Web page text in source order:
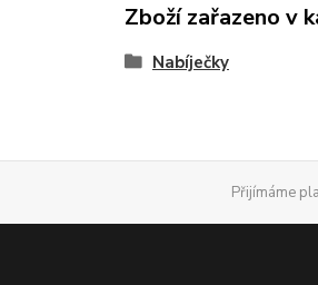
Zboží zařazeno v
Nabíječky
Přijímáme